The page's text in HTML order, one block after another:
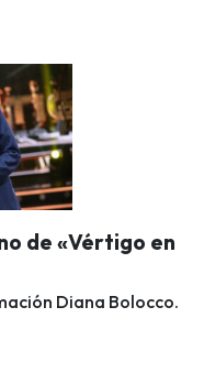
de «Vértigo en
Diana Bolocco.